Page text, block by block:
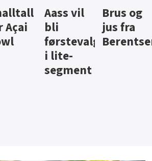
vil
Brus og
jus fra
Berentsen
Hard
iste fra
Hansa